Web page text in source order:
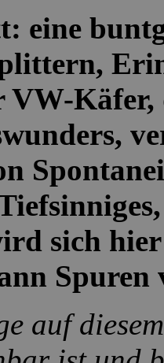
eine
Käfer,
sich
Spuren
auf